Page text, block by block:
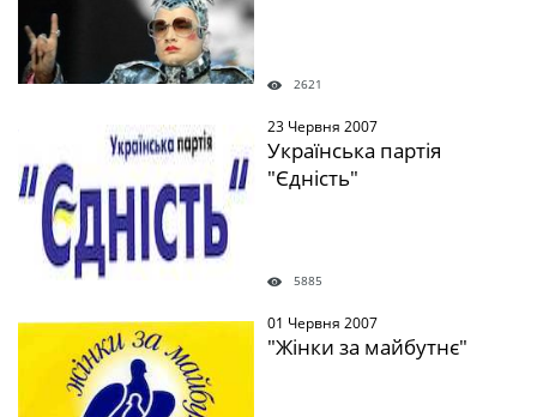
2621
23 Червня 2007
Українська партія
"Єдність"
5885
" /> 01 Червня 2007
"Жінки за майбутнє"